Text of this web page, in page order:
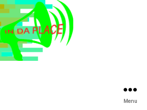
Menu